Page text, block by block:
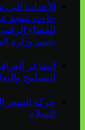
الأحداث التي
جاءت نتيجة
للفضاء
باسم وزارة
الشاعر
للتسامح
حركة الشعر
للسلام